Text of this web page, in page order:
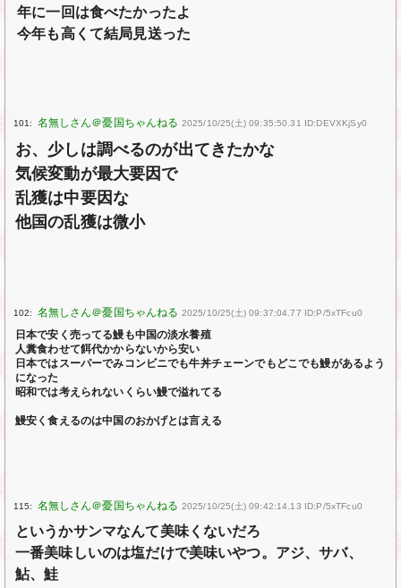
年に一回は食べたかったよ
今年も高くて結局見送った
101: 2025/10/25(土) 09:35:50.31 ID:DEVXKjSy0
お、少しは調べるのが出てきたかな
気候変動が最大要因で
乱獲は中要因な
他国の乱獲は微小
102: 2025/10/25(土) 09:37:04.77 ID:P/5xTFcu0
日本で安く売ってる鰻も中国の淡水養殖
人糞食わせて餌代かからないから安い
日本ではスーパーでみコンビニでも牛丼チェーンでもどこでも鰻があるよう
になった
昭和では考えられないくらい鰻で溢れてる
鰻安く食えるのは中国のおかげとは言える
115: 2025/10/25(土) 09:42:14.13 ID:P/5xTFcu0
というかサンマなんて美味くないだろ
一番美味しいのは塩だけで美味いやつ。アジ、サバ、
鮎、鮭